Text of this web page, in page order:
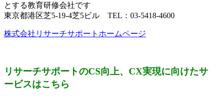
とする教育研修会社です
東京都港区芝5-19-4芝5ビル TEL：03-5418-4600
株式会社リサーチサポートホームページ
リサーチサポートのCS向上、CX実現に向けたサ
ービスはこちら